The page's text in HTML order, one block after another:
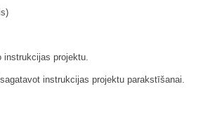
instrukcijas projektu.
instrukcijas projektu parakstīšanai.